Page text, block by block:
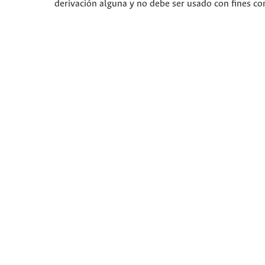
derivación alguna y no debe ser usado con fines